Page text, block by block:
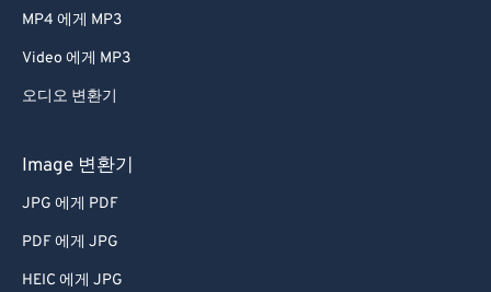
MP4 에게 MP3
Video 에게 MP3
오디오 변환기
Image 변환기
JPG 에게 PDF
PDF 에게 JPG
HEIC 에게 JPG